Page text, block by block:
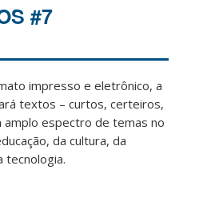
#7
impresso e eletrônico, a
textos – curtos, certeiros,
amplo espectro de temas no
da cultura, da
tecnologia.